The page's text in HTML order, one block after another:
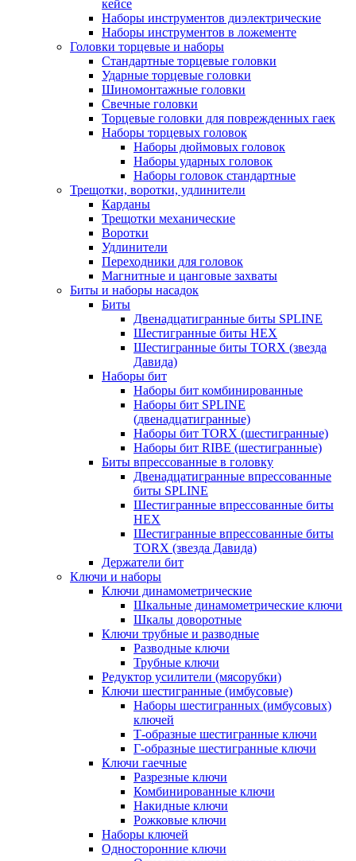
кейсе
Наборы инструментов диэлектрические
Наборы инструментов в ложементе
Головки торцевые и наборы
Стандартные торцевые головки
Ударные торцевые головки
Шиномонтажные головки
Свечные головки
Торцевые головки для поврежденных гаек
Наборы торцевых головок
Наборы дюймовых головок
Наборы ударных головок
Наборы головок стандартные
Трещотки, воротки, удлинители
Карданы
Трещотки механические
Воротки
Удлинители
Переходники для головок
Магнитные и цанговые захваты
Биты и наборы насадок
Биты
Двенадцатигранные биты SPLINE
Шестигранные биты HEX
Шестигранные биты TORX (звезда
Давида)
Наборы бит
Наборы бит комбинированные
Наборы бит SPLINE
(двенадцатигранные)
Наборы бит TORX (шестигранные)
Наборы бит RIBE (шестигранные)
Биты впрессованные в головку
Двенадцатигранные впрессованные
биты SPLINE
Шестигранные впрессованные биты
HEX
Шестигранные впрессованные биты
TORX (звезда Давида)
Держатели бит
Ключи и наборы
Ключи динамометрические
Шкальные динамометрические ключи
Шкалы доворотные
Ключи трубные и разводные
Разводные ключи
Трубные ключи
Редуктор усилители (мясорубки)
Ключи шестигранные (имбусовые)
Наборы шестигранных (имбусовых)
ключей
Т-образные шестигранные ключи
Г-образные шестигранные ключи
Ключи гаечные
Разрезные ключи
Комбинированные ключи
Накидные ключи
Рожковые ключи
Наборы ключей
Односторонние ключи